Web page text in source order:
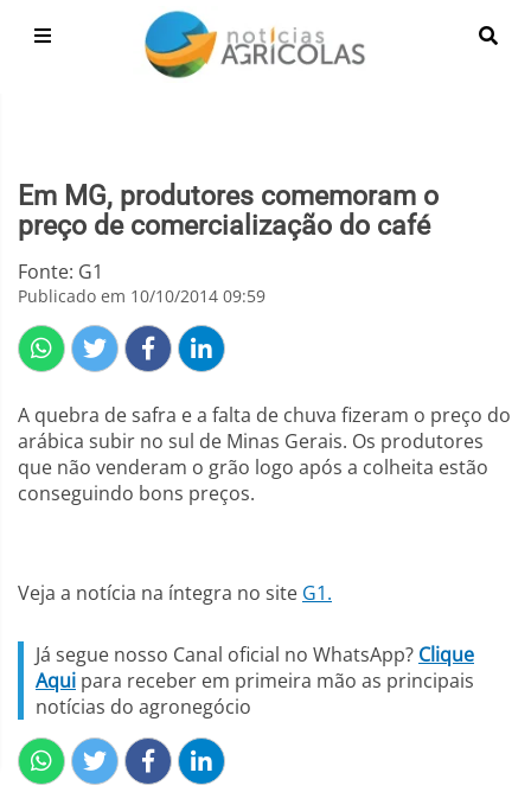
Em MG, produtores comemoram o
preço de comercialização do café
Fonte: G1
Publicado em 10/10/2014 09:59
A quebra de safra e a falta de chuva fizeram o preço do
arábica subir no sul de Minas Gerais. Os produtores
que não venderam o grão logo após a colheita estão
conseguindo bons preços.
Veja a notícia na íntegra no site G1.
Já segue nosso Canal oficial no WhatsApp? Clique
Aqui para receber em primeira mão as principais
notícias do agronegócio